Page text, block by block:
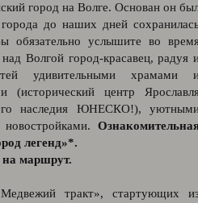
город на Волге. Основан он
до наших дней
обязательно услышите во
Волгой город-красавец, радуя
удивительными храмами
(исторический центр
наследия ЮНЕСКО!),
легенд»*.
маршрут.
тракт», стартующих